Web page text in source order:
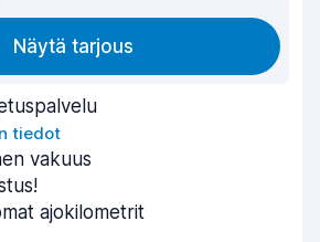
Näytä tarjous
tiedot
vakuus
ajokilometrit